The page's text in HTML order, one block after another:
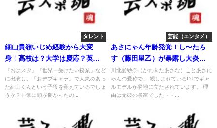
タレント
細山貴嶺いじめ経験から大変
身！高校は？大学は慶応？英語
力凄し！
『おはスタ』『世界一受けたい授業』など
に出演し、「おデブキャラ」で人気のあっ
た細山くんという子役を覚えているでしょ
うか？非常に頭が良かったの...
芸能（エンタメ）
あさにゃん年齢発覚！し〜たろ
す（藤田星乙）が暴露し大炎
上。
川北愛紗奈（かわきたあさな）ことあさに
ゃんの愛称で、 親しまれているDJでギャ
ルモデルが窮地に立たされています。 理
由は元彼の暴露でした・・...